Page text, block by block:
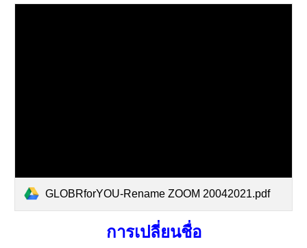
GLOBRforYOU-Rename ZOOM 20042021.pdf
การเปลี่ยนชื่อ